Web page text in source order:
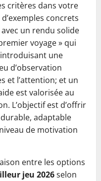
critères dans votre
concrets
un rendu solide
voyage » qui
une
d’observation
et l’attention; et un
est valorisée au
L’objectif est d’offrir
durable, adaptable
de motivation
entre les options
jeu 2026selon